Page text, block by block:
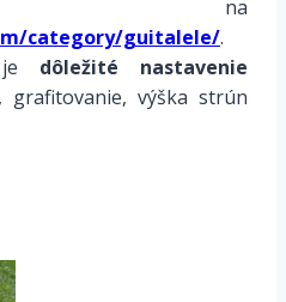
na
category/guitalele/.
je dôležité
nastavenie
grafitovanie, výška strún